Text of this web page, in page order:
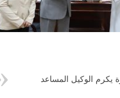
يكرم الوكيل المساعد